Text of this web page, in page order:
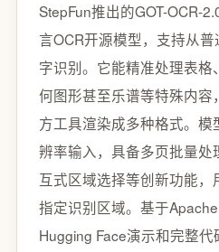
StepFun推出的GOT-OCR-
言OCR开源模型，支持从
字识别。它能精准处理表
何图形甚至乐谱等特殊内容
方工具渲染成多种格式。
辨率输入，具备多页批量处
互式区域选择等创新功能
指定识别区域。基于
Hugging Face演示和完整